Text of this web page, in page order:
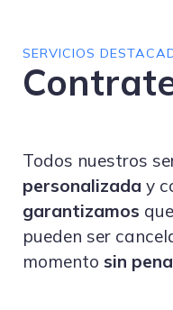
SERVICIOS
Todos nuestros
personalizada y
garantizamos
pueden ser
momento sin